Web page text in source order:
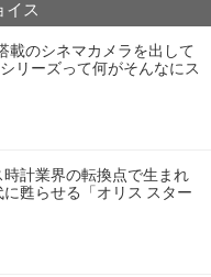
イス
載のシネマカメラを出して
リーズって何がそんなにス
計業界の転換点で生まれ
甦らせる「オリス スター